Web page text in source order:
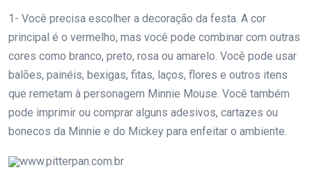
1- Você precisa escolher a decoração da festa. A cor
principal é o vermelho, mas você pode combinar com outras
cores como branco, preto, rosa ou amarelo. Você pode usar
balões, painéis, bexigas, fitas, laços, flores e outros itens
que remetam à personagem Minnie Mouse. Você também
pode imprimir ou comprar alguns adesivos, cartazes ou
bonecos da Minnie e do Mickey para enfeitar o ambiente.
www.pitterpan.com.br